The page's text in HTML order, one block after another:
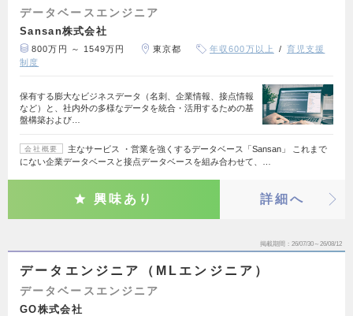
データベースエンジニア
Sansan株式会社
800万円 ～ 1549万円 東京都 年収600万以上
育児支援
制度
保有する膨大なビジネスデータ（名刺、企業情報、接点情報
など）と、社内外の多様なデータを統合・活用するための基
盤構築および…
会社概要
主なサービス ・営業を強くするデータベース「Sansan」 これまで
にない企業データベースと接点データベースを組み合わせて、…
興味あり 詳細へ
掲載期間 26/07/30～26/08/12
データエンジニア（MLエンジニア）
データベースエンジニア
GO株式会社